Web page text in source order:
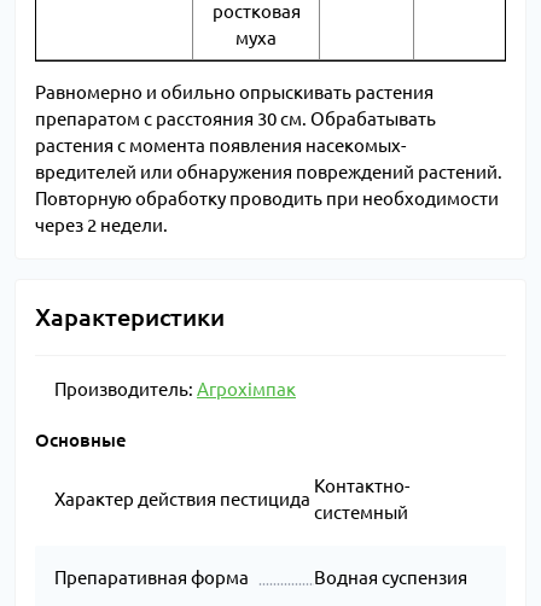
ростковая
муха
Равномерно и обильно опрыскивать растения
препаратом с расстояния 30 см. Обрабатывать
растения с момента появления насекомых-
вредителей или обнаружения повреждений растений.
Повторную обработку проводить при необходимости
через 2 недели.
Характеристики
Производитель: Агрохімпак
Основные
Характер действия пестицида
Контактно-
системный
Препаративная форма Водная суспензия